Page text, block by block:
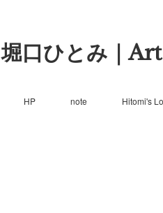
堀口ひとみ｜
HP note Hitomi's